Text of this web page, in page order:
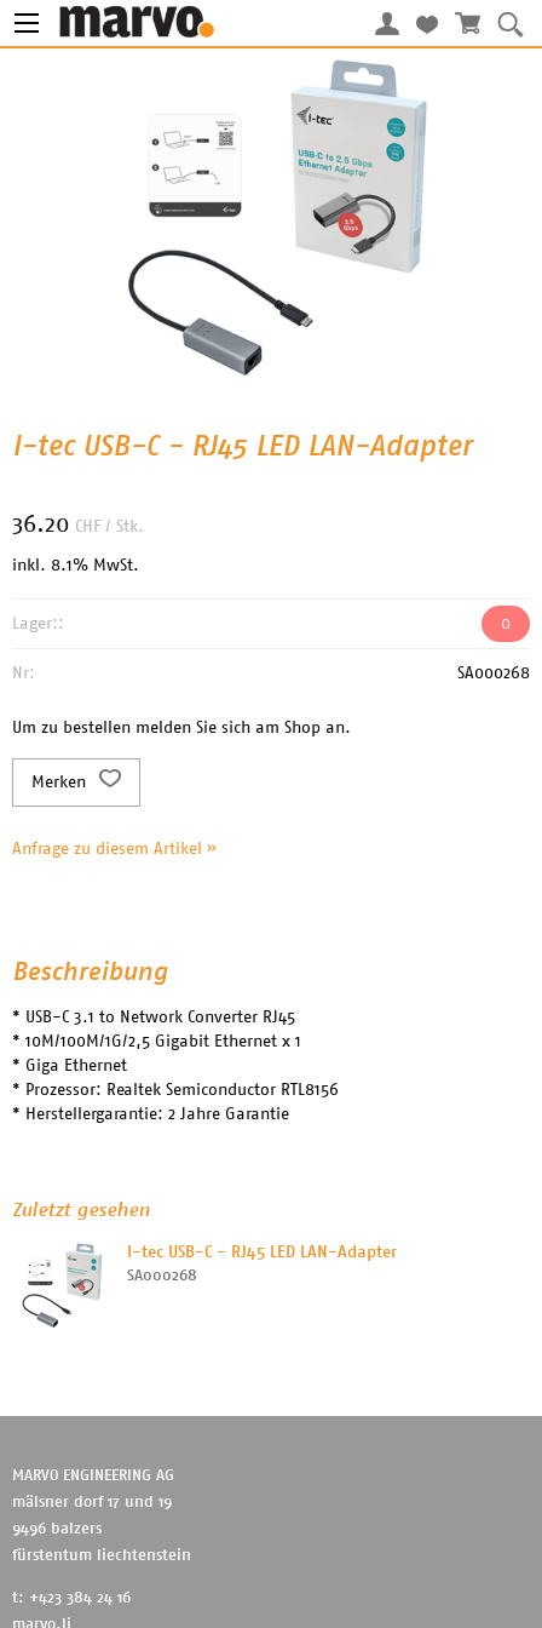
I-tec USB-C - RJ45 LED LAN-Adapter
36.20 CHF / Stk.
inkl. 8.1% MwSt.
Lager:: 0
Nr: SA000268
Um zu bestellen melden Sie sich am Shop an.
Merken
Anfrage zu diesem Artikel »
Beschreibung
* USB-C 3.1 to Network Converter RJ45
* 10M/100M/1G/2,5 Gigabit Ethernet x 1
* Giga Ethernet
* Prozessor: Realtek Semiconductor RTL8156
* Herstellergarantie: 2 Jahre Garantie
Zuletzt gesehen
I-tec USB-C - RJ45 LED LAN-Adapter
SA000268
MARVO ENGINEERING AG
mälsner dorf 17 und 19
9496 balzers
fürstentum liechtenstein
t: +423 384 24 16